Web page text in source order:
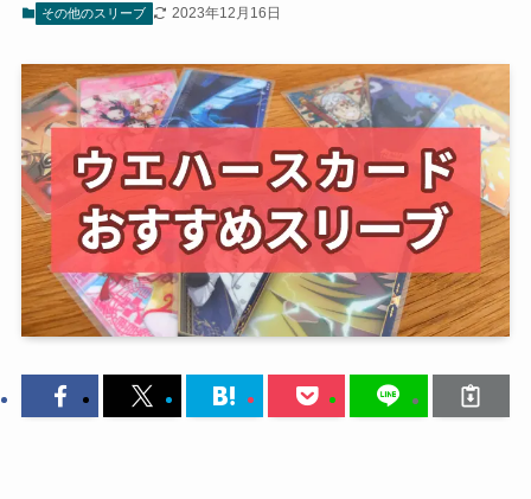
その他のスリーブ 2023年12月16日